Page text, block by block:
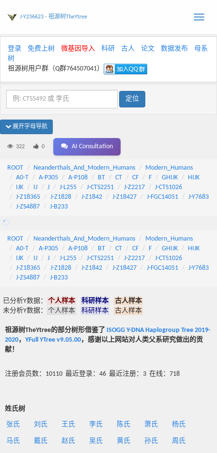
Toggle
J-Y236623 - 祖源树TheYtree
登录 免费上树 微基因导入 科研 古人 论文 数据发布
母系
树
祖源树用户群（Q群764507041）
展开字母导航
322 0 AI Consultation
ROOT Neanderthals_And_Modern_Humans
Modern_Humans
A0-T
A-P305 A-P108 BT CT CF F GHIJK
HIJK
IJK
IJ J J-L255 J-CTS2251 J-Z2217
J-CTS1026
J-Z18365
J-Z1828 J-Z1842 J-Z18427 J-FGC14051
J-Y7683
J-ZS4887
J-B233
ROOT Neanderthals_And_Modern_Humans
Modern_Humans
A0-T
A-P305 A-P108 BT CT CF F GHIJK
HIJK
IJK
IJ J J-L255 J-CTS2251 J-Z2217
J-CTS1026
J-Z18365
J-Z1828 J-Z1842 J-Z18427 J-FGC14051
J-Y7683
J-ZS4887
J-B233
已分析Y数据： 个人样本 科研样本
古人样本
未分析Y数据：
个人样本 科研样本 古人样本
祖源树TheYtree的部分树形借鉴了 ISOGG Y-DNA Haplogroup Tree 2019-
2020， YFull YTree v9.05.00，感谢以上网站对人类父系研究做出的贡
献！
注册会员数：10110 最近登录：46 最近注册：3 在线：718
姓氏树
张氏 刘氏 王氏 李氏 陈氏 萧氏 杨氏
马氏 戴氏 赵氏 吴氏 黄氏 孙氏 周氏